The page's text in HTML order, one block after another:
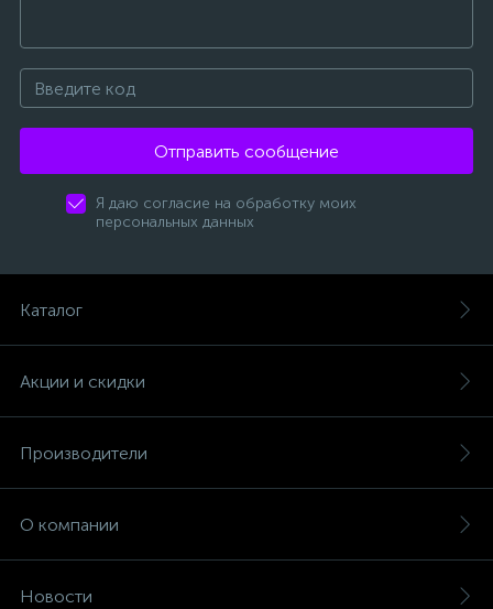
Отправить сообщение
Я даю согласие на обработку моих
персональных данных
Каталог
Акции и скидки
Производители
О компании
Новости